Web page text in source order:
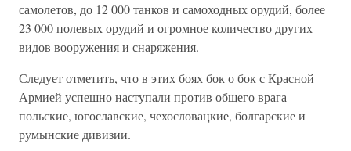
самолетов, до 12 000 танков и самоходных орудий, более
23 000 полевых орудий и огромное количество других
видов вооружения и снаряжения.
Следует отметить, что в этих боях бок о бок с Красной
Армией успешно наступали против общего врага
польские, югославские, чехословацкие, болгарские и
румынские дивизии.